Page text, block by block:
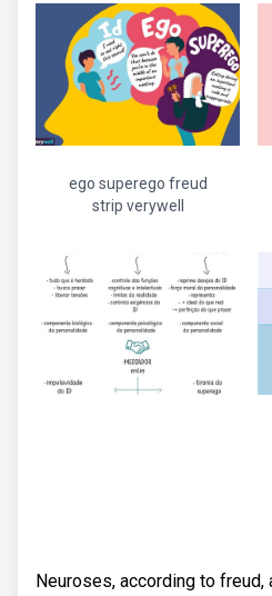
ego superego freud
strip verywell
Neuroses, according to freud,